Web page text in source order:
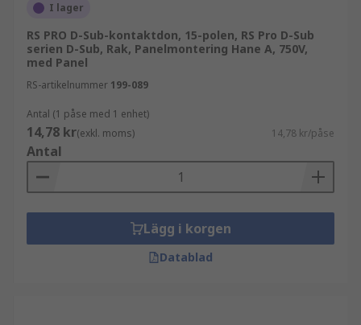
I lager
RS PRO D-Sub-kontaktdon, 15-polen, RS Pro D-Sub
serien D-Sub, Rak, Panelmontering Hane A, 750V,
med Panel
RS-artikelnummer 199-089
Antal (1 påse med 1 enhet)
14,78 kr(exkl. moms) 14,78 kr/påse
Antal
Lägg i korgen
Datablad